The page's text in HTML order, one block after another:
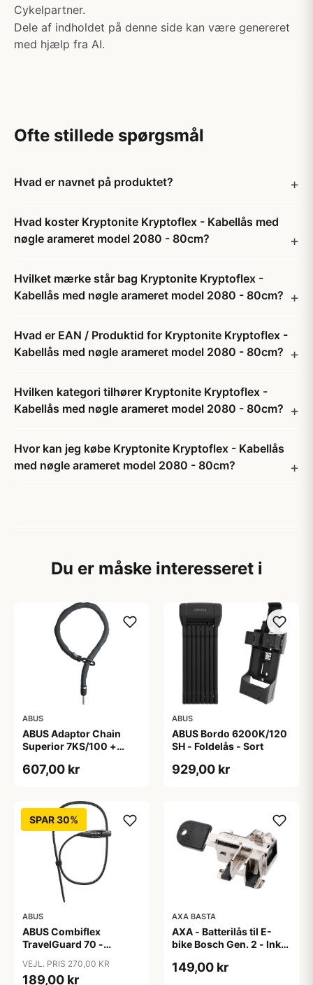
Cykelpartner.
Dele af indholdet på denne side kan være genereret
med hjælp fra AI.
Ofte stillede spørgsmål
Hvad er navnet på produktet?
Hvad koster Kryptonite Kryptoflex - Kabellås med
nøgle arameret model 2080 - 80cm?
Hvilket mærke står bag Kryptonite Kryptoflex -
Kabellås med nøgle arameret model 2080 - 80cm?
Hvad er EAN / Produktid for Kryptonite Kryptoflex -
Kabellås med nøgle arameret model 2080 - 80cm?
Hvilken kategori tilhører Kryptonite Kryptoflex -
Kabellås med nøgle arameret model 2080 - 80cm?
Hvor kan jeg købe Kryptonite Kryptoflex - Kabellås
med nøgle arameret model 2080 - 80cm?
Du er måske interesseret i
ABUS
ABUS Adaptor Chain
Superior 7KS/100 +
607,00 kr
ABUS
ABUS Bordo 6200K/120
SH - Foldelås - Sort
929,00 kr
SPAR 30%
ABUS
ABUS Combiflex
TravelGuard 70 -
VEJL. PRIS 270,00 KR
189,00 kr
AXA BASTA
AXA - Batterilås til E-
bike Bosch Gen. 2 - Inkl.
149,00 kr